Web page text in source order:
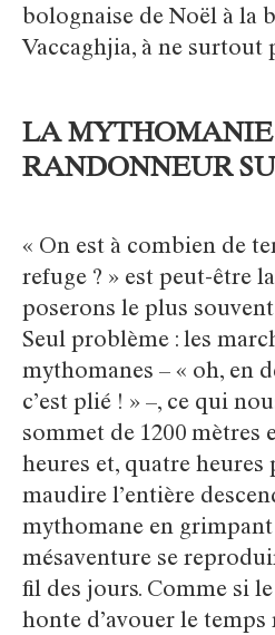
bolognaise de Noël à la
Vaccaghjia, à ne surtout
LA MYTHOMANIE
RANDONNEUR
« On est à combien de
refuge ? » est peut-être
poserons le plus
Seul problème : les
mythomanes – « oh, en
c’est plié ! » –, ce qui
sommet de 1200 mètres
heures et, quatre heures
maudire l’entière
mythomane en grimpant
mésaventure se
fil des jours. Comme si
honte d’avouer le temps